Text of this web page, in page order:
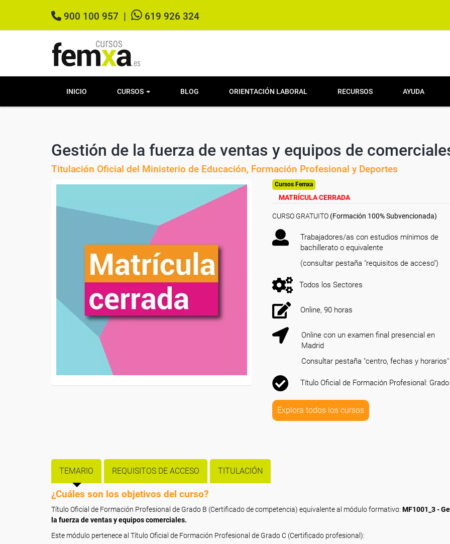
900 100 957 619 926 324
INICIO CURSOS BLOG ORIENTACIÓN LABORAL RECURSOS AYUDA
Gestión de la fuerza de ventas y equipos de
Titulación Oficial del Ministerio de Educación, Formación Profesional y Deportes
Cursos Femxa
MATRÍCULA CERRADA
CURSO GRATUITO (Formación 100% Subvencionada)
Trabajadores/as con estudios mínimos de
bachillerato o equivalente
(consultar pestaña "requisitos de acceso")
Todos los Sectores
Online, 90 horas
Online con un examen final presencial en
Madrid
Consultar pestaña "centro, fechas y horarios"
Título Oficial de Formación Profesional:
Explora todos los cursos
TEMARIO REQUISITOS DE ACCESO TITULACIÓN
¿Cuáles son los objetivos del curso?
Título Oficial de Formación Profesional de Grado B (Certificado de competencia) equivalente al módulo formativo: MF1001_3 -
la fuerza de ventas y equipos comerciales.
Este módulo pertenece al Título Oficial de Formación Profesional de Grado C (Certificado profesional):